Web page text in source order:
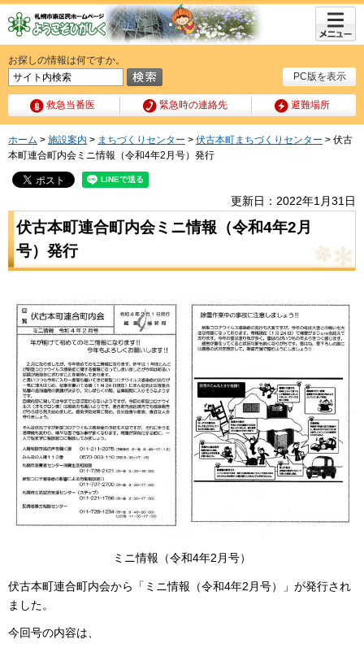
PC版を表示
お探しの情報は何ですか。
救急当番医 緊急時の連絡先 避難場所
メニュ
ー
ホーム > 施設案内 > まちづくりセンター > 伏古本町まちづくりセンター > 伏古
本町連合町内会ミニ情報（令和4年2月号）発行
更新日：2022年1月31日
伏古本町連合町内会ミニ情報（令和4年2月
号）発行
ミニ情報（令和4年2月号）
伏古本町連合町内会から「ミニ情報（令和4年2月号）」が発行され
ました。
今回号の内容は、